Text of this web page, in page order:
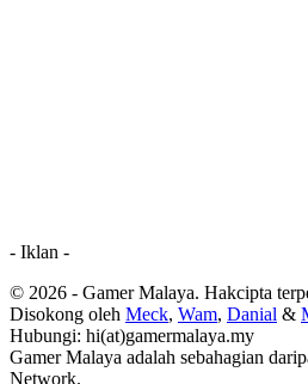
- Iklan -
© 2026 - Gamer Malaya. Hakcipta
Disokong oleh Meck, Wam, Danial &
Hubungi: hi(at)gamermalaya.my
Gamer Malaya adalah sebahagian
Network.